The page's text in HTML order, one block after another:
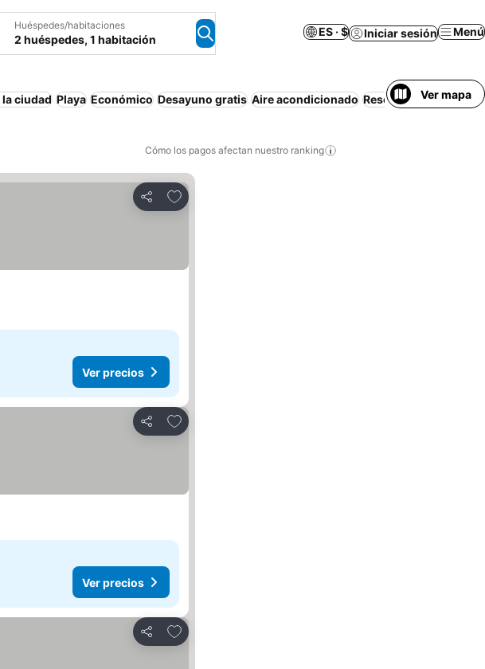
Huéspedes/habitaciones
2 huéspedes, 1 habitación
ES · $ Iniciar sesión Menú
la ciudad Playa Económico Desayuno gratis Aire acondicionado Resort Ver mapa
Cómo los pagos afectan nuestro ranking
Compartir
Agregar a favoritos
Ver precios
Compartir
Agregar a favoritos
Ver precios
Compartir
Agregar a favoritos